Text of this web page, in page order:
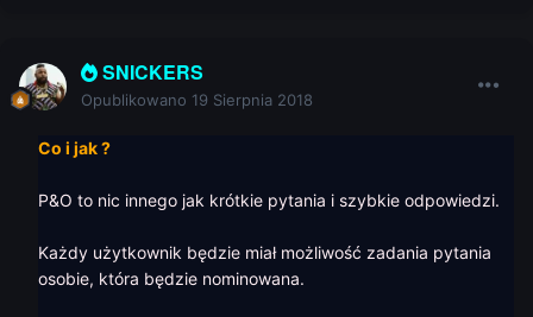
SNICKERS
Opublikowano 19 Sierpnia 2018
Co i jak ?
P&O to nic innego jak krótkie pytania i szybkie odpowiedzi.
Każdy użytkownik będzie miał możliwość zadania pytania
osobie, która będzie nominowana.